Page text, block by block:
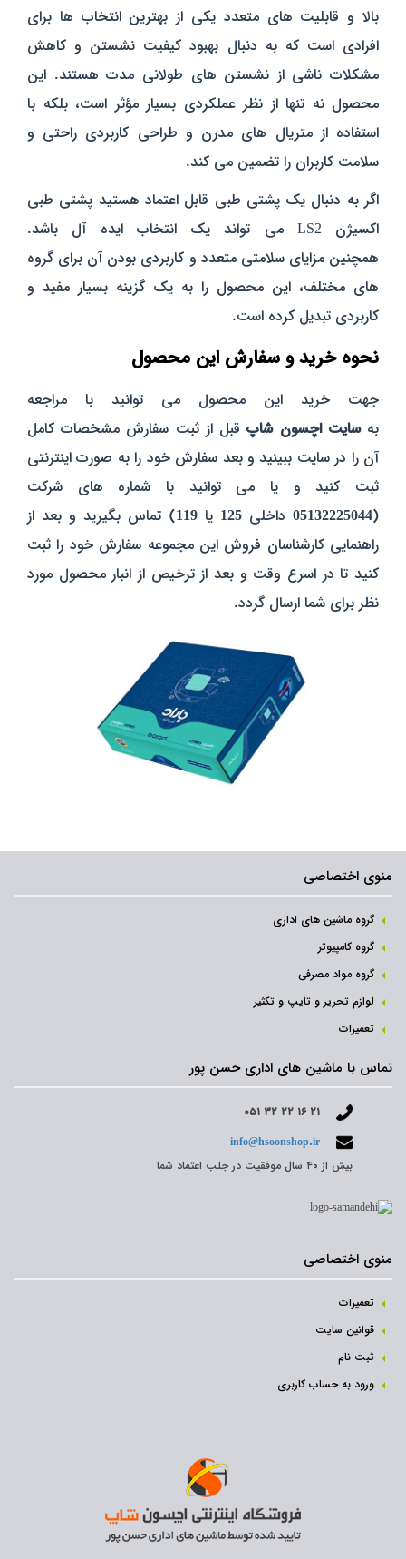
بالا و قابلیت‌ های متعدد یکی از بهترین انتخاب‌ ها برای
افرادی است که به دنبال بهبود کیفیت نشستن و کاهش
مشکلات ناشی از نشستن‌ های طولانی مدت هستند. این
محصول نه‌ تنها از نظر عملکردی بسیار مؤثر است، بلکه با
استفاده از متریال‌ های مدرن و طراحی کاربردی راحتی و
سلامت کاربران را تضمین می‌ کند.
اگر به دنبال یک پشتی طبی قابل اعتماد هستید پشتی طبی
اکسیژن LS2 می‌ تواند یک انتخاب ایده‌ آل باشد.
همچنین مزایای سلامتی متعدد و کاربردی بودن آن برای گروه‌
های مختلف، این محصول را به یک گزینه بسیار مفید و
کاربردی تبدیل کرده است.
نحوه خرید و سفارش این محصول
جهت خرید این محصول می توانید با مراجعه
بهسایتاچسونشاپ قبل از ثبت سفارش مشخصات کامل
آن را در سایت ببینید و بعد سفارش خود را به صورت اینترنتی
ثبت کنید و یا می توانید با شماره های شرکت
(
05132225044 داخلی125 یا119) تماس بگیرید و بعد از
راهنمایی کارشناسان فروش این مجموعه سفارش خود را ثبت
کنید تا در اسرع وقت و بعد از ترخیص از انبار محصول مورد
نظر برای شما ارسال گردد.
منوی اختصاصی
گروه ماشین های اداری
گروه کامپیوتر
گروه مواد مصرفی
لوازم تحریر و تایپ و تکثیر
تعمیرات
تماس با ماشین های اداری حسن پور
۰۵۱ ۳۲ ۲۲ ۱۶ ۲۱
info@hsoonshop.ir
بیش از ۴۰ سال موفقیت در جلب اعتماد شما
منوی اختصاصی
تعمیرات
قوانین سایت
ثبت نام‌
ورود به حساب کاربری